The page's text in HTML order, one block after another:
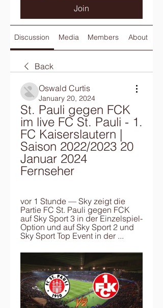
Join
Discussion Media Members About
Back
Oswald Curtis
January 20, 2024
St. Pauli gegen FCK
im live FC St. Pauli - 1.
FC Kaiserslautern |
Saison 2022/2023 20
Januar 2024
Fernseher
vor 1 Stunde — Sky zeigt die
Partie FC St. Pauli gegen FCK
auf Sky Sport 3 in der Einzelspiel-
Option und auf Sky Sport 2 und
Sky Sport Top Event in der ...